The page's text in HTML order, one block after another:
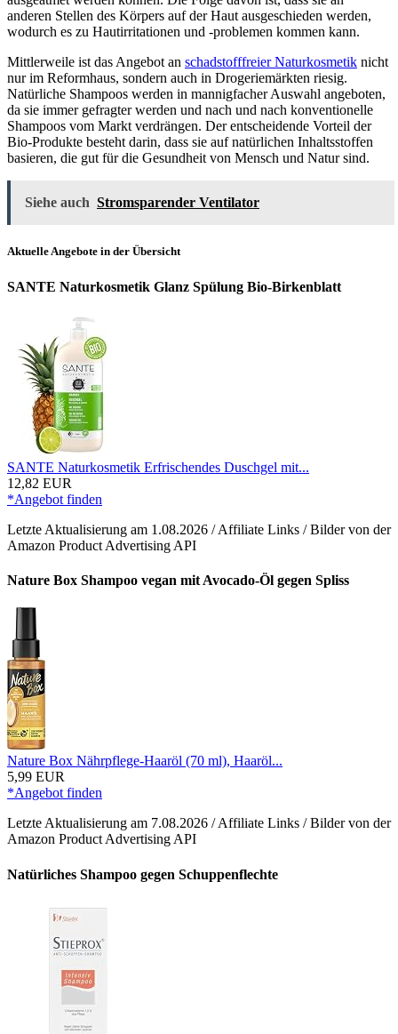
anderen Stellen des Körpers auf der Haut ausgeschieden werden,
wodurch es zu Hautirritationen und -problemen kommen kann.
Mittlerweile ist das Angebot an schadstofffreier Naturkosmetik nicht
nur im Reformhaus, sondern auch in Drogeriemärkten riesig.
Natürliche Shampoos werden in mannigfacher Auswahl angeboten,
da sie immer gefragter werden und nach und nach konventionelle
Shampoos vom Markt verdrängen. Der entscheidende Vorteil der
Bio-Produkte besteht darin, dass sie auf natürlichen Inhaltsstoffen
basieren, die gut für die Gesundheit von Mensch und Natur sind.
Siehe auch Stromsparender Ventilator
Aktuelle Angebote in der Übersicht
SANTE Naturkosmetik Glanz Spülung Bio-Birkenblatt
SANTE Naturkosmetik Erfrischendes Duschgel mit...
12,82 EUR
*Angebot finden
Letzte Aktualisierung am 1.08.2026 / Affiliate Links / Bilder von der
Amazon Product Advertising API
Nature Box Shampoo vegan mit Avocado-Öl gegen Spliss
Nature Box Nährpflege-Haaröl (70 ml), Haaröl...
5,99 EUR
*Angebot finden
Letzte Aktualisierung am 7.08.2026 / Affiliate Links / Bilder von der
Amazon Product Advertising API
Natürliches Shampoo gegen Schuppenflechte